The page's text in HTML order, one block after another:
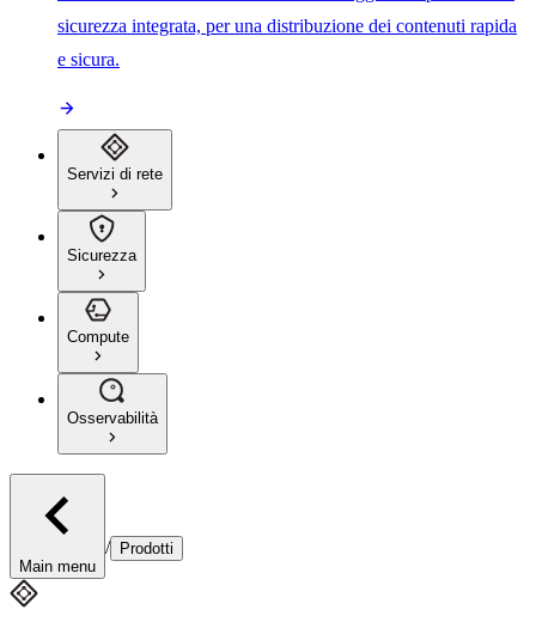
sicurezza integrata, per una distribuzione dei contenuti rapida
e sicura.
Servizi di rete
Sicurezza
Compute
Osservabilità
Main menu
/ Prodotti